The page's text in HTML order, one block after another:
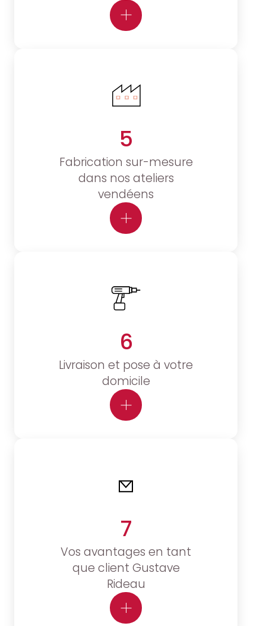
5
Fabrication sur-mesure
dans nos ateliers
vendéens
6
Livraison et pose à votre
domicile
7
Vos avantages en tant
que client Gustave
Rideau